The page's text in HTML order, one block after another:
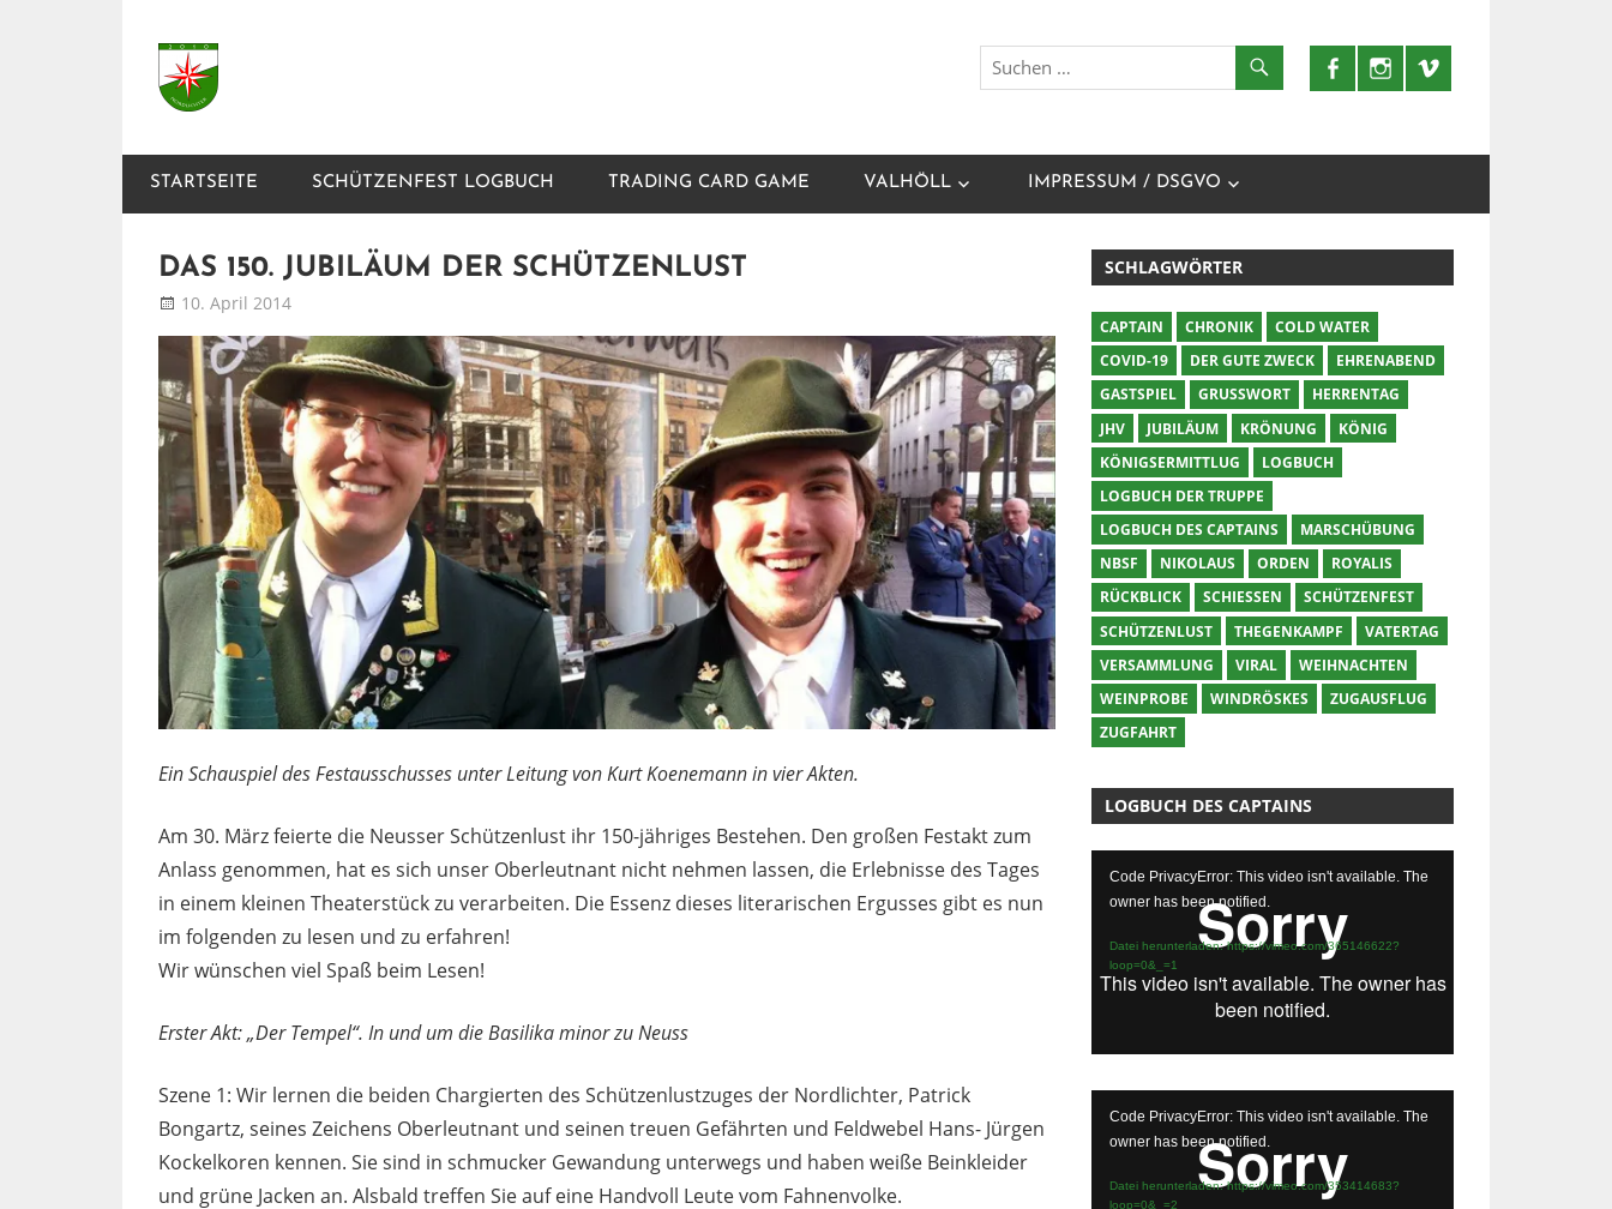
Inhalt
springen
STARTSEITE SCHÜTZENFEST LOGBUCH TRADING CARD GAME VALHÖLL IMPRESSUM / DSGVO
DAS 150. JUBILÄUM DER SCHÜTZENLUST
10. April 2014
Ein Schauspiel des Festausschusses unter Leitung von Kurt Koenemann in vier Akten.
Am 30. März feierte die Neusser Schützenlust ihr 150-jähriges Bestehen. Den großen Festakt zum
Anlass genommen, hat es sich unser Oberleutnant nicht nehmen lassen, die Erlebnisse des Tages
in einem kleinen Theaterstück zu verarbeiten. Die Essenz dieses literarischen Ergusses gibt es nun
im folgenden zu lesen und zu erfahren!
Wir wünschen viel Spaß beim Lesen!
Erster Akt: „Der Tempel“. In und um die Basilika minor zu Neuss
Szene 1: Wir lernen die beiden Chargierten des Schützenlustzuges der Nordlichter, Patrick
Bongartz, seines Zeichens Oberleutnant und seinen treuen Gefährten und Feldwebel Hans- Jürgen
Kockelkoren kennen. Sie sind in schmucker Gewandung unterwegs und haben weiße Beinkleider
und grüne Jacken an. Alsbald treffen Sie auf eine Handvoll Leute vom Fahnenvolke.
SCHLAGWÖRTER
CAPTAIN CHRONIK
COLD WATER
COVID-19
DER GUTE ZWECK
EHRENABEND
GASTSPIEL
GRUSSWORT
HERRENTAG
JHV
JUBILÄUM KRÖNUNG
KÖNIG
KÖNIGSERMITTLUG
LOGBUCH
LOGBUCH DER TRUPPE
LOGBUCH DES CAPTAINS
MARSCHÜBUNG
NBSF
NIKOLAUS ORDEN
ROYALIS
RÜCKBLICK
SCHIESSEN
SCHÜTZENFEST
SCHÜTZENLUST
THEGENKAMPF
VATERTAG
VERSAMMLUNG
VIRAL
WEIHNACHTEN
WEINPROBE
WINDRÖSKES
ZUGAUSFLUG
ZUGFAHRT
LOGBUCH DES CAPTAINS
Video-
Player
Code PrivacyError: This video isn't available. The
owner has been notified.
Datei herunterladen: https://vimeo.com/365146622?
loop=0&_=1
Video-
Player
Code PrivacyError: This video isn't available. The
owner has been notified.
Datei herunterladen: https://vimeo.com/353414683?
loop=0&_=2